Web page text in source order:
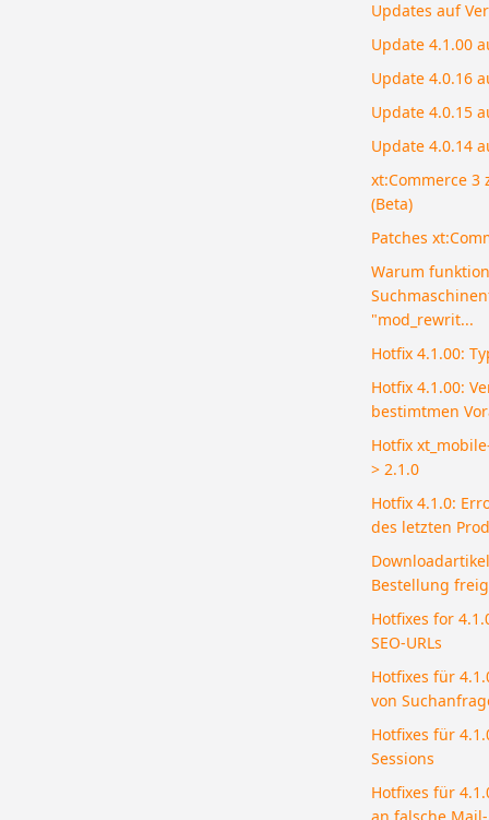
Updates auf
Update 4.1.00
Update 4.0.16
Update 4.0.15
Update 4.0.14
xt:Commerce
(Beta)
Patches
Warum
"mod_rewrit...
Hotfix 4.1.00:
Hotfix 4.1.00:
bestimtmen
Hotfix
> 2.1.0
Hotfix 4.1.0:
des letzten
Bestellung
Hotfixes for
SEO-URLs
Hotfixes für
von
Hotfixes für
Sessions
Hotfixes für